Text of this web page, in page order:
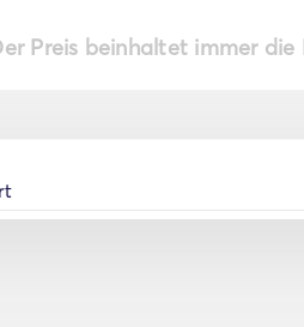
Preis beinhaltet immer die